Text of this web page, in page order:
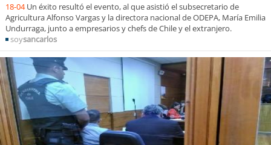
18-04 Un éxito resultó el evento, al que asistió el subsecretario de
Agricultura Alfonso Vargas y la directora nacional de ODEPA, María Emilia
Undurraga, junto a empresarios y chefs de Chile y el extranjero.
soysancarlos